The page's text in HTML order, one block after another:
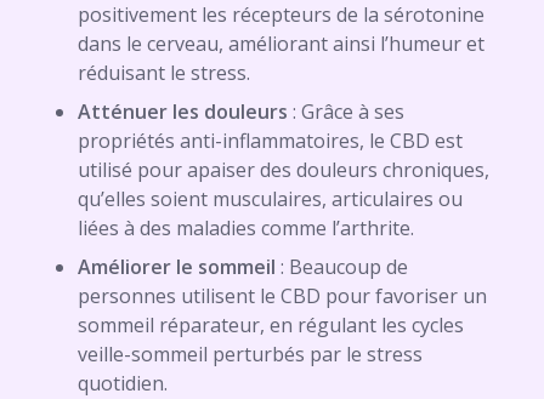
positivement les récepteurs de la sérotonine
dans le cerveau, améliorant ainsi l’humeur et
réduisant le stress.
Atténuer les douleurs : Grâce à ses
propriétés anti-inflammatoires, le CBD est
utilisé pour apaiser des douleurs chroniques,
qu’elles soient musculaires, articulaires ou
liées à des maladies comme l’arthrite.
Améliorer le sommeil : Beaucoup de
personnes utilisent le CBD pour favoriser un
sommeil réparateur, en régulant les cycles
veille-sommeil perturbés par le stress
quotidien.